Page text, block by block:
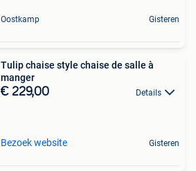
Oostkamp Gisteren
Tulip chaise style chaise de salle à
manger
€ 229,00 Details
Bezoek website Gisteren